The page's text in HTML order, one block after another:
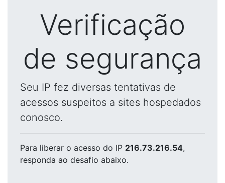
Verificação
de segurança
Seu IP fez diversas tentativas de
acessos suspeitos a sites hospedados
conosco.
Para liberar o acesso do IP 216.73.216.54,
responda ao desafio abaixo.